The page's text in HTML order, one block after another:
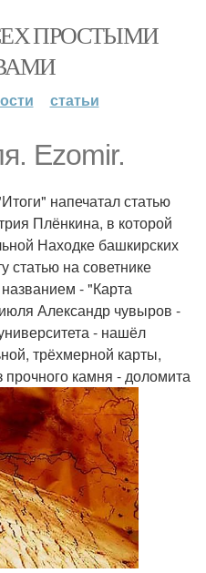
ПРОСТЫМИ
статьи
Ezomir.
напечатал статью
Плёнкина, в которой
Находке башкирских
статью на советнике
- "Карта
Александр чувыров -
- нашёл
трёхмерной карты,
камня - доломита